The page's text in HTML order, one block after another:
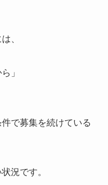
、
」
で募集を続けている
況です。